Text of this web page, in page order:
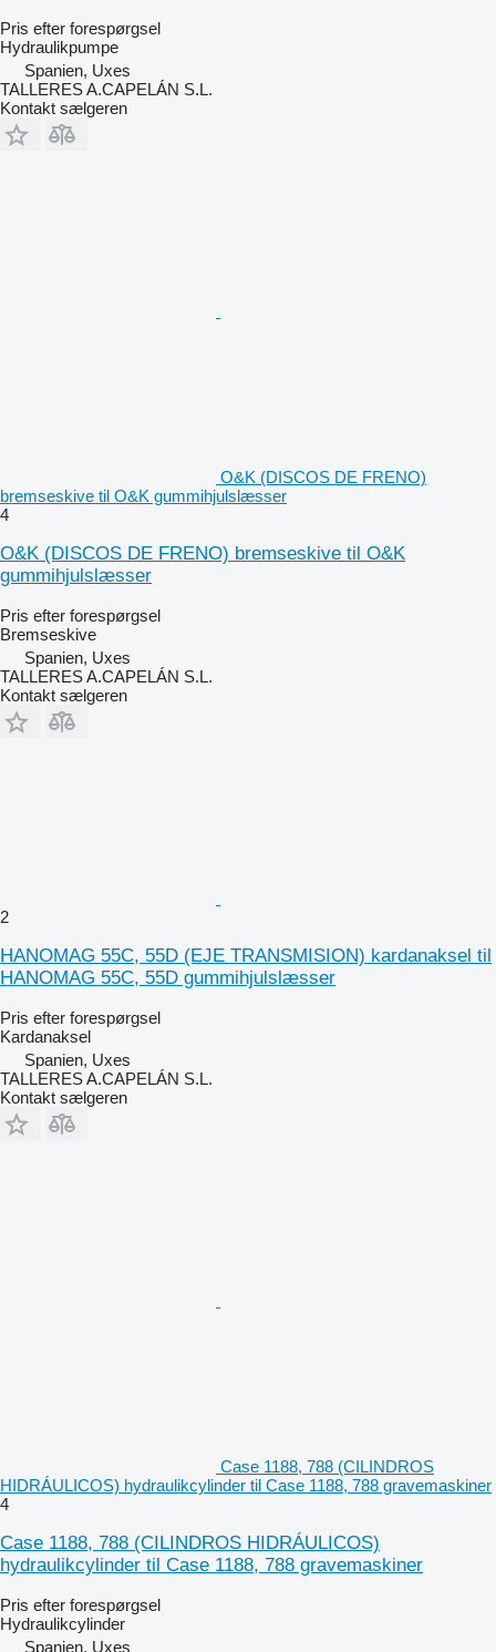
Pris efter forespørgsel
Hydraulikpumpe
Spanien, Uxes
TALLERES A.CAPELÁN S.L.
Kontakt sælgeren
O&K (DISCOS DE FRENO)
bremseskive til O&K gummihjulslæsser
4
O&K (DISCOS DE FRENO) bremseskive til O&K
gummihjulslæsser
Pris efter forespørgsel
Bremseskive
Spanien, Uxes
TALLERES A.CAPELÁN S.L.
Kontakt sælgeren
2
HANOMAG 55C, 55D (EJE TRANSMISION) kardanaksel til
HANOMAG 55C, 55D gummihjulslæsser
Pris efter forespørgsel
Kardanaksel
Spanien, Uxes
TALLERES A.CAPELÁN S.L.
Kontakt sælgeren
Case 1188, 788 (CILINDROS
HIDRÁULICOS) hydraulikcylinder til Case 1188, 788 gravemaskiner
4
Case 1188, 788 (CILINDROS HIDRÁULICOS)
hydraulikcylinder til Case 1188, 788 gravemaskiner
Pris efter forespørgsel
Hydraulikcylinder
Spanien, Uxes